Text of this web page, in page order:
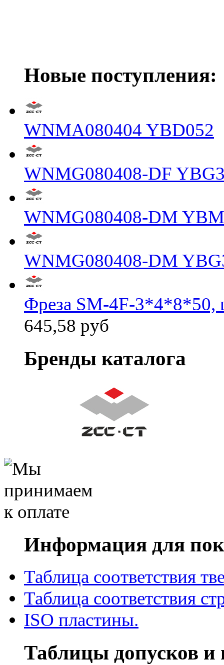
Новые поступления:
WNMA080404 YBD052
WNMG080408-DF
WNMG080408-DM
WNMG080408-DM
Фреза SM-4F-3*4*8*50,
645,58 руб
Бренды каталога
Информация для
Таблица соответствия
Таблица соответствия
ISO пластины.
Таблицы допусков и